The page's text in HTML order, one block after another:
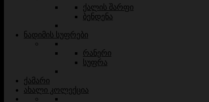
ქალის შარფი
ბენდენა
ნადიმის სუფრები
რანერი
სუფრა
ქამარი
ახალი კოლექცია